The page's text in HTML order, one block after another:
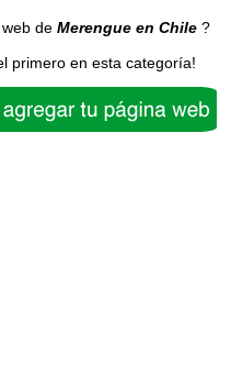
de Merengue en Chile?
primero en esta categoría!